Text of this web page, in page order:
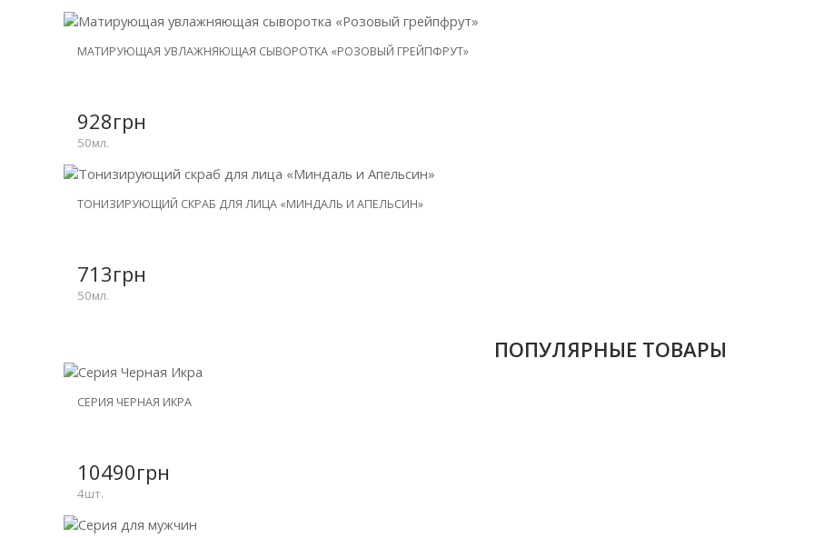
МАТИРУЮЩАЯ УВЛАЖНЯЮЩАЯ СЫВОРОТКА «РОЗОВЫЙ ГРЕЙПФРУТ»
928грн
50мл.
ТОНИЗИРУЮЩИЙ СКРАБ ДЛЯ ЛИЦА «МИНДАЛЬ И АПЕЛЬСИН»
713грн
50мл.
ПОПУЛЯРНЫЕ ТОВАРЫ
НОВИНКА
-25%
СЕРИЯ ЧЕРНАЯ ИКРА
10490грн
4шт.